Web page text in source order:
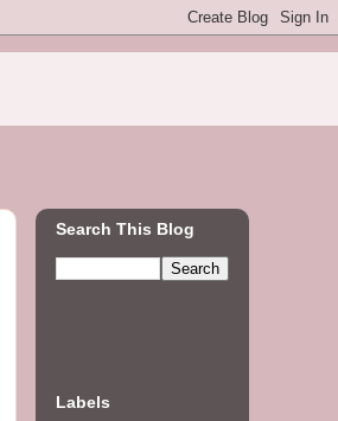
Search This Blog
Labels